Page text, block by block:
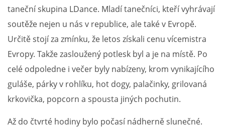
taneční skupina LDance. Mladí tanečníci, kteří vyhrávají
soutěže nejen u nás v republice, ale také v Evropě.
Určitě stojí za zmínku, že letos získali cenu vícemistra
Evropy. Takže zasloužený potlesk byl a je na místě. Po
celé odpoledne i večer byly nabízeny, krom vynikajícího
guláše, párky v rohlíku, hot dogy, palačinky, grilovaná
krkovička, popcorn a spousta jiných pochutin.
Až do čtvrté hodiny bylo počasí nádherně slunečné.